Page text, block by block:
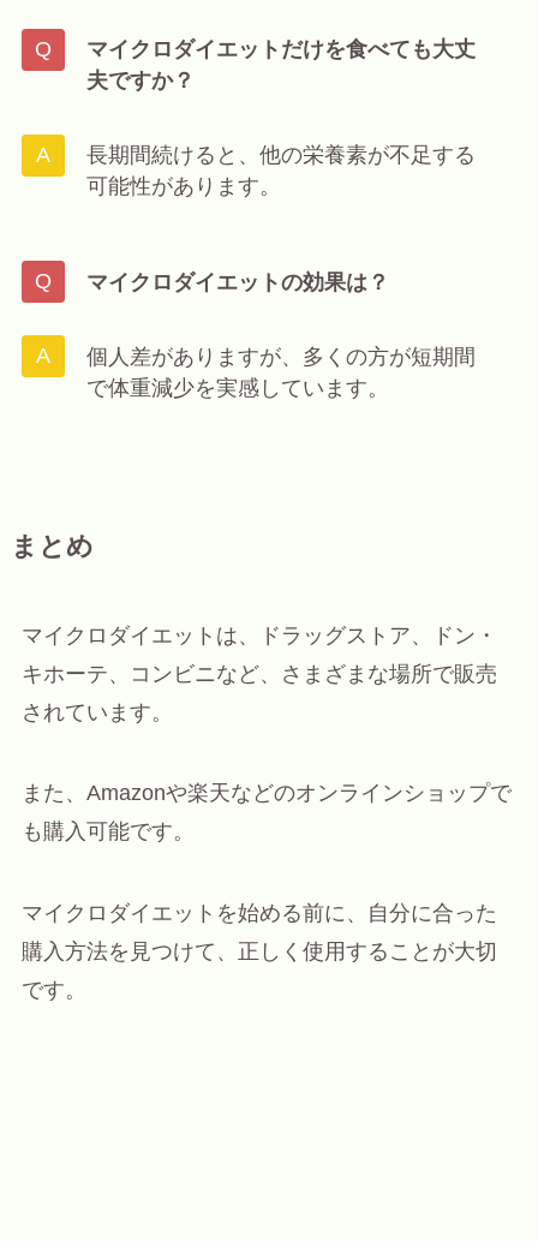
マイクロダイエットだけを食べても大丈
夫ですか？
長期間続けると、他の栄養素が不足する
可能性があります。
マイクロダイエットの効果は？
個人差がありますが、多くの方が短期間
で体重減少を実感しています。
まとめ
マイクロダイエットは、ドラッグストア、ドン・
キホーテ、コンビニなど、さまざまな場所で販売
されています。
また、Amazonや楽天などのオンラインショップで
も購入可能です。
マイクロダイエットを始める前に、自分に合った
購入方法を見つけて、正しく使用することが大切
です。